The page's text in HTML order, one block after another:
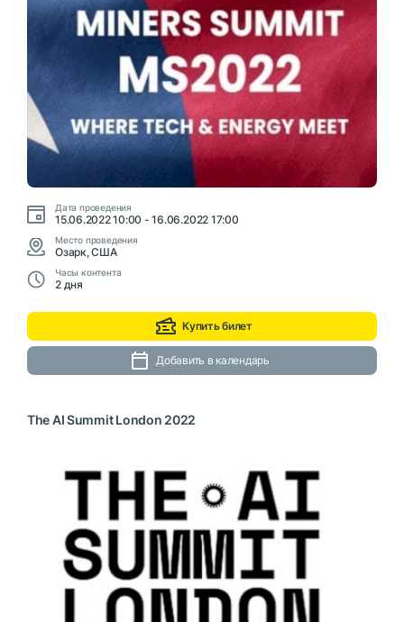
Дата проведения
15.06.2022 10:00 - 16.06.2022 17:00
Место проведения
Озарк, США
Часы контента
2 дня
Купить билет
Добавить в календарь
The AI Summit London 2022